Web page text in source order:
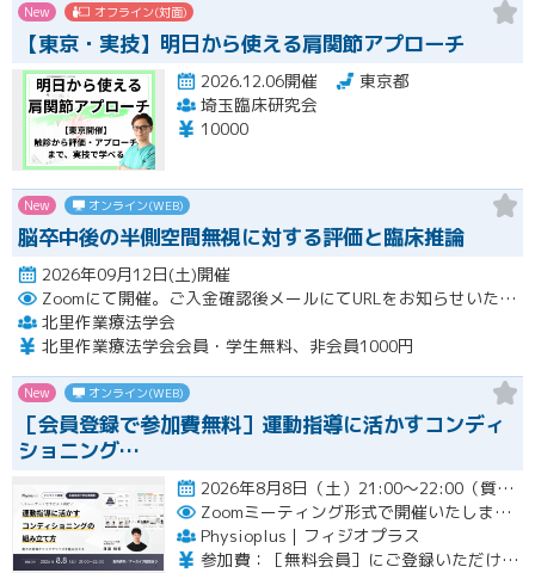
New オフライン(対面)
【東京・実技】明日から使える肩関節アプローチ
2026.12.06開催
東京都
埼玉臨床研究会
10000
New オンライン(WEB)
脳卒中後の半側空間無視に対する評価と臨床推論
2026年09月12日(土)開催
Zoomにて開催。ご入金確認後メールにてURLをお知らせいたします。
北里作業療法学会
北里作業療法学会会員・学生無料、非会員1000円
New オンライン(WEB)
［会員登録で参加費無料］運動指導に活かすコンディ
ショニング…
2026年8月8日（土）21:00〜22:00（質疑応答を含む）開催
Zoomミーティング形式で開催いたします。
Physioplus｜フィジオプラス
参加費：［無料会員］にご登録いただければ無料 ・月額会員：参加無料 ・年額会員：参加無料 ・通常チケット：5,000円（税込）